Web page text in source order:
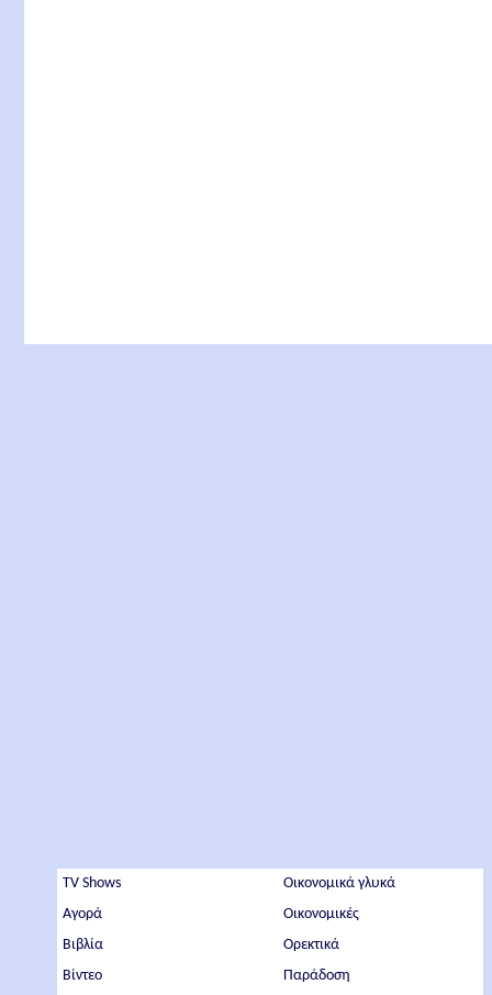
TV Shows
Αγορά
Βιβλία
Βίντεο
Οικονομικά γλυκά
Οικονομικές
Ορεκτικά
Παράδοση